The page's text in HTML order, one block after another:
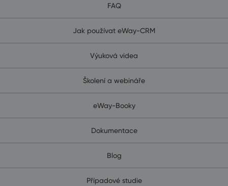
FAQ
Jak používat eWay-CRM
Výuková videa
Školení a webináře
eWay-Booky
Dokumentace
Blog
Případové studie